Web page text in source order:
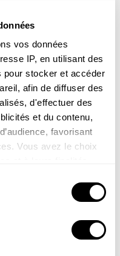
vos données
IP, en utilisant des
pour stocker et accéder
afin de diffuser des
d'effectuer des
et du contenu,
favorisant
Vous avez le choix
relative aux
de confidentialité.
également :
amie qui la coloriée)